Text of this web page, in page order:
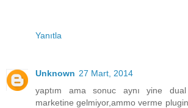
Yanıtla
Unknown 27 Mart, 2014
yaptım ama sonuc aynı yine
marketine gelmiyor,ammo verme